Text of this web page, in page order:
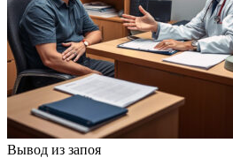
Вывод из запоя